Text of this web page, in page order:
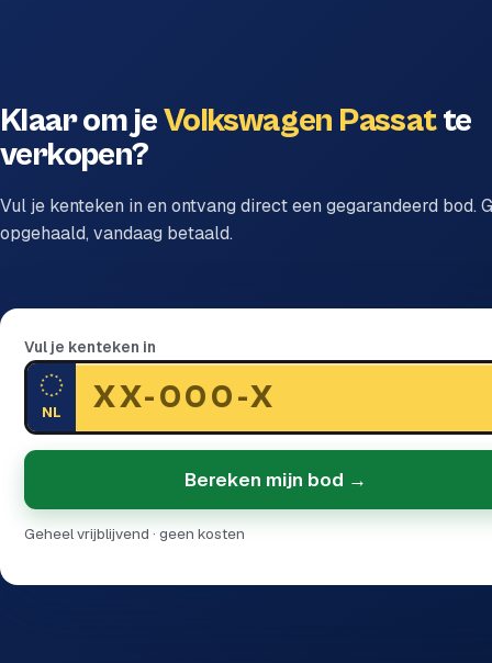
Klaar om jeVolkswagen Passatte
verkopen?
Vul je kenteken in en ontvang direct een gegarandeerd bod.
opgehaald, vandaag betaald.
Vul je kenteken in
NL
Bereken mijn bod →
Geheel vrijblijvend · geen kosten